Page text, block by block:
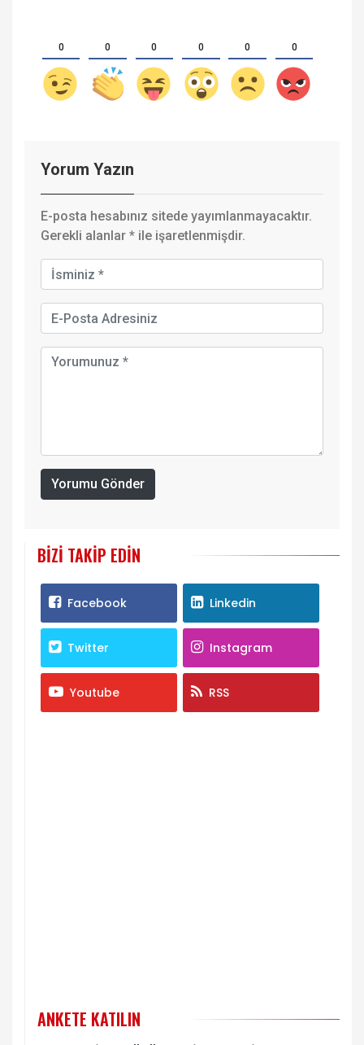
0 0 0 0 0 0
Yorum Yazın
E-posta hesabınız sitede yayımlanmayacaktır.
Gerekli alanlar * ile işaretlenmişdir.
Yorumu Gönder
BIZI TAKIP EDIN
Facebook Linkedin
Twitter Instagram
Youtube RSS
ANKETE KATILIN